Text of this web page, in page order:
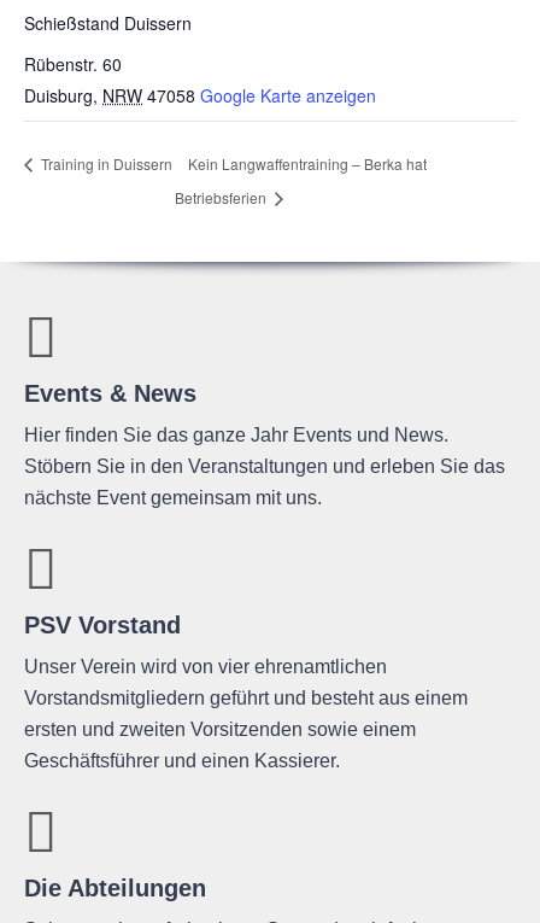
Schieß­stand Duissern
Rübenstr. 60
Duisburg, NRW 47058 Google Karte anzeigen
Trai­ning in Duissern
Kein Lang­waf­fen­trai­ning – Berka hat
Betriebsferien
Events & News
Hier finden Sie das ganze Jahr Events und News.
Stöbern Sie in den Veranstaltungen und erleben Sie das
nächste Event gemeinsam mit uns.
PSV Vorstand
Unser Verein wird von vier ehrenamtlichen
Vorstandsmitgliedern geführt und besteht aus einem
ersten und zweiten Vorsitzenden sowie einem
Geschäftsführer und einen Kassierer.
Die Abteilungen